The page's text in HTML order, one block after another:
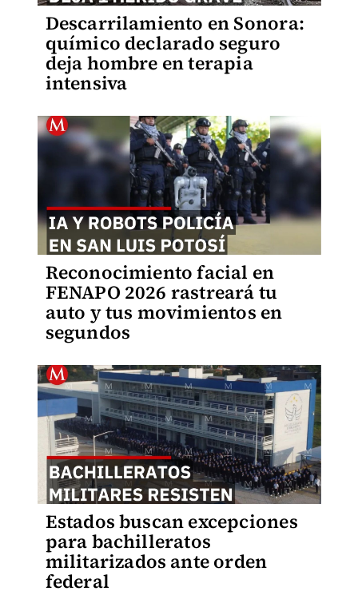
Descarrilamiento en Sonora:
químico declarado seguro
deja hombre en terapia
intensiva
Reconocimiento facial en
FENAPO 2026 rastreará tu
auto y tus movimientos en
segundos
Estados buscan excepciones
para bachilleratos
militarizados ante orden
federal